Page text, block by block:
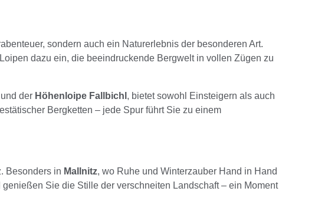
sondern auch ein Naturerlebnis der besonderen Art.
dazu ein, die beeindruckende Bergwelt in vollen Zügen zu
und der Höhenloipe Fallbichl , bietet sowohl Einsteigern als auch
Bergketten – jede Spur führt Sie zu einem
Besonders in Mallnitz, wo Ruhe und Winterzauber Hand in Hand
Sie die Stille der verschneiten Landschaft – ein Moment